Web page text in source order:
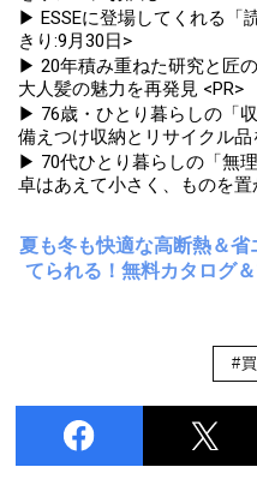
▶ ESSEに登場してくれる「
きり:9月30日>
▶ 20年積み重ねた研究と匠
大人髪の魅力を再発見 <PR>
▶ 76歳・ひとり暮らしの「
備えつけ収納とリサイクル品
▶ 70代ひとり暮らしの「無
卓はあえて小さく、ものを
夏も冬も快適な高断熱＆
てられる！無料カタログ
#